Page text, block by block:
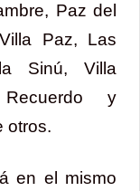
Paz del
Paz, Las
Sinú, Villa
y
otros.
en el mismo